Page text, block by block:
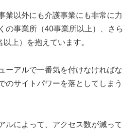
業以外にも介護事業にも非常に力
の事業所（40事業所以上）、さら
上）を抱えています。
ーアルで一番気を付けなければな
のサイトパワーを落としてしまう
ルによって、アクセス数が減って